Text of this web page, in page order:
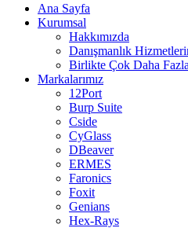
Ana Sayfa
Kurumsal
Hakkımızda
Danışmanlık
Birlikte Çok Daha
Markalarımız
12Port
Burp Suite
Cside
CyGlass
DBeaver
ERMES
Faronics
Foxit
Genians
Hex-Rays